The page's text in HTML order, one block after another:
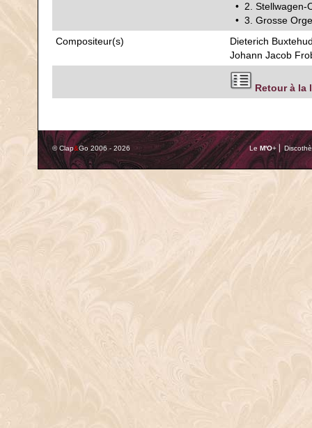
• 2. Stellwagen-
• 3. Grosse
Compositeur(s)
Dieterich
Johann Jacob
Retour à la
© Clap&Go 2006 - 2026 Le M'O+ ⎢